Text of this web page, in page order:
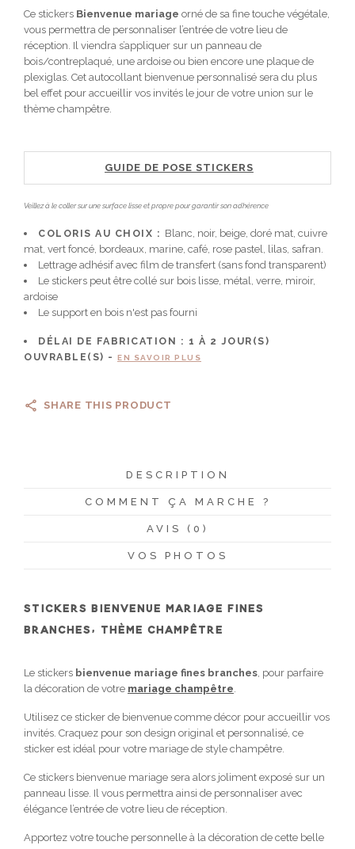
Ce stickers Bienvenue mariage orné de sa fine touche végétale,
vous permettra de personnaliser l’entrée de votre lieu de
réception. Il viendra s’appliquer sur un panneau de
bois/contreplaqué, une ardoise ou bien encore une plaque de
plexiglas. Cet autocollant bienvenue personnalisé sera du plus
bel effet pour accueillir vos invités le jour de votre union sur le
thème champêtre.
GUIDE DE POSE STICKERS
Veillez à le coller sur une surface lisse et propre pour garantir son adhérence
COLORIS AU CHOIX : Blanc, noir, beige, doré mat, cuivre
mat, vert foncé, bordeaux, marine, café, rose pastel, lilas, safran.
Lettrage adhésif avec film de transfert (sans fond transparent)
Le stickers peut être collé sur bois lisse, métal, verre, miroir,
ardoise
Le support en bois n'est pas fourni
DÉLAI DE FABRICATION : 1 À 2 JOUR(S)
OUVRABLE(S) -
EN SAVOIR PLUS
SHARE THIS PRODUCT
DESCRIPTION
COMMENT ÇA MARCHE ?
AVIS (0)
VOS PHOTOS
STICKERS BIENVENUE MARIAGE FINES
BRANCHES, THÈME CHAMPÊTRE
Le stickers bienvenue mariage fines branches, pour parfaire
la décoration de votre mariage champêtre.
Utilisez ce sticker de bienvenue comme décor pour accueillir vos
invités. Craquez pour son design original et personnalisé, ce
sticker est idéal pour votre mariage de style champêtre.
Ce stickers bienvenue mariage sera alors joliment exposé sur un
panneau lisse. Il vous permettra ainsi de personnaliser avec
élégance l’entrée de votre lieu de réception.
Apportez votre touche personnelle à la décoration de cette belle